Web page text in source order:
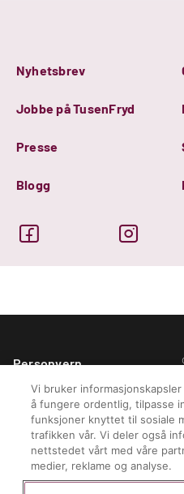
Nyhetsbrev
Jobbe på TusenFryd
Presse
Blogg
Personvern
Ansvarserklæring
Informasjon om cookies
Parkregler
Kjøpsbetingelser
Vi bruker
å fungere ordentlig, tilpasse
funksjoner knyttet til sosiale
trafikken vår. Vi deler også
nettstedet vårt med våre
medier, reklame og analyse.